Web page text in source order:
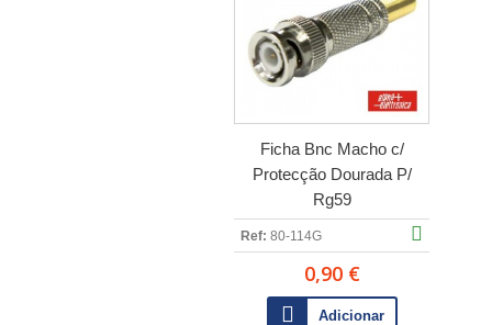
Ficha Bnc Macho c/
Protecção Dourada P/
Rg59
Ref: 80-114G
0,90 €
Adicionar